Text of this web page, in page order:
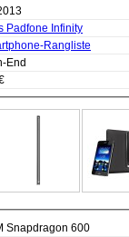
Padfone Infinity
Rangliste
End
Snapdragon 600